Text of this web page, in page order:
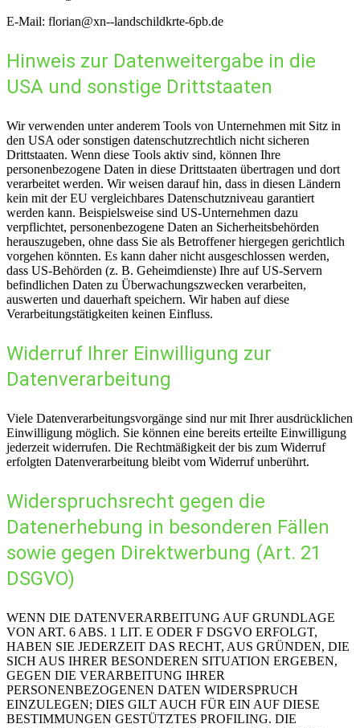
E-Mail: florian@xn--landschildkrte-6pb.de
Hinweis zur Datenweitergabe in die
USA und sonstige Drittstaaten
Wir verwenden unter anderem Tools von Unternehmen mit Sitz in
den USA oder sonstigen datenschutzrechtlich nicht sicheren
Drittstaaten. Wenn diese Tools aktiv sind, können Ihre
personenbezogene Daten in diese Drittstaaten übertragen und dort
verarbeitet werden. Wir weisen darauf hin, dass in diesen Ländern
kein mit der EU vergleichbares Datenschutzniveau garantiert
werden kann. Beispielsweise sind US-Unternehmen dazu
verpflichtet, personenbezogene Daten an Sicherheitsbehörden
herauszugeben, ohne dass Sie als Betroffener hiergegen gerichtlich
vorgehen könnten. Es kann daher nicht ausgeschlossen werden,
dass US-Behörden (z. B. Geheimdienste) Ihre auf US-Servern
befindlichen Daten zu Überwachungszwecken verarbeiten,
auswerten und dauerhaft speichern. Wir haben auf diese
Verarbeitungstätigkeiten keinen Einfluss.
Widerruf Ihrer Einwilligung zur
Datenverarbeitung
Viele Datenverarbeitungsvorgänge sind nur mit Ihrer ausdrücklichen
Einwilligung möglich. Sie können eine bereits erteilte Einwilligung
jederzeit widerrufen. Die Rechtmäßigkeit der bis zum Widerruf
erfolgten Datenverarbeitung bleibt vom Widerruf unberührt.
Widerspruchsrecht gegen die
Datenerhebung in besonderen Fällen
sowie gegen Direktwerbung (Art. 21
DSGVO)
WENN DIE DATENVERARBEITUNG AUF GRUNDLAGE
VON ART. 6 ABS. 1 LIT. E ODER F DSGVO ERFOLGT,
HABEN SIE JEDERZEIT DAS RECHT, AUS GRÜNDEN, DIE
SICH AUS IHRER BESONDEREN SITUATION ERGEBEN,
GEGEN DIE VERARBEITUNG IHRER
PERSONENBEZOGENEN DATEN WIDERSPRUCH
EINZULEGEN; DIES GILT AUCH FÜR EIN AUF DIESE
BESTIMMUNGEN GESTÜTZTES PROFILING. DIE